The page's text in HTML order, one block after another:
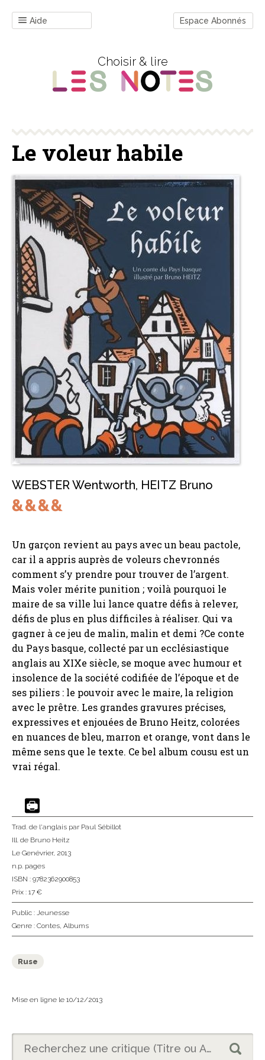
Aide Espace Abonnés
Choisir & lire
Le voleur habile
WEBSTER Wentworth, HEITZ Bruno
Un garçon revient au pays avec un beau pactole,
car il a appris auprès de voleurs chevronnés
comment s’y prendre pour trouver de l’argent.
Mais voler mérite punition ; voilà pourquoi le
maire de sa ville lui lance quatre défis à relever,
défis de plus en plus difficiles à réaliser. Qui va
gagner à ce jeu de malin, malin et demi ?Ce conte
du Pays basque, collecté par un ecclésiastique
anglais au XIXe siècle, se moque avec humour et
insolence de la société codifiée de l’époque et de
ses piliers : le pouvoir avec le maire, la religion
avec le prêtre. Les grandes gravures précises,
expressives et enjouées de Bruno Heitz, colorées
en nuances de bleu, marron et orange, vont dans le
même sens que le texte. Ce bel album cousu est un
vrai régal.
Trad. de l'anglais par Paul Sébillot
Ill. de Bruno Heitz
Le Genévrier, 2013
n.p. pages
ISBN : 9782362900853
Prix : 17 €
Public : Jeunesse
Genre : Contes, Albums
Ruse
Mise en ligne le 10/12/2013